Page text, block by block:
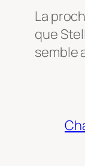
La
que
semble